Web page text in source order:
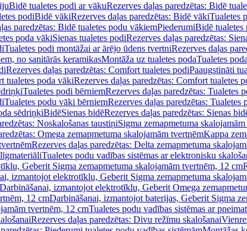
Bidē tualetes podi ar vākuRezerves daļas paredzētas: Bidē
podiBidē vākiRezerves daļas paredzētas: Bidē vākiTualetes
paredzētas: Bidē tualetes podu vākiemPiederumiBidē
poda vākiSienas tualetes podiRezerves daļas paredzētas:
Tualetes podi montāžai ar ārējo ūdens tvertniRezerves daļas
no sanitārās keramikasMontāža uz tualetes podaTualetes
Rezerves daļas paredzētas: Comfort tualetes podiPaaugstināti
tualetes poda vākiRezerves daļas paredzētas: Comfort tualetes
Tualetes podi bērniemRezerves daļas paredzētas: Tualetes
Tualetes podu vāki bērniemRezerves daļas paredzētas:
sēdriņķiBidēSienas bidēRezerves daļas paredzētas: Sienas
Noskalošanas taustiņiSigma zemapmetuma
Omega zemapmetuma skalojamām tvertnēmKappa
Rezerves daļas paredzētas: Delta zemapmetuma
Tualetes podu vadības sistēmas ar elektronisku
Geberit Sigma zemapmetuma skalojamām tvertnēm, 12 cm
izmantojot elektrotīklu, Geberit Sigma zemapmetuma
Darbināšanai, izmantojot elektrotīklu, Geberit Omega
12 cmDarbināšanai, izmantojot baterijas, Geberit Sigma
tvertnēm, 12 cmTualetes podu vadības sistēmas ar
Rezerves daļas paredzētas: Divu režīmu skalošanai